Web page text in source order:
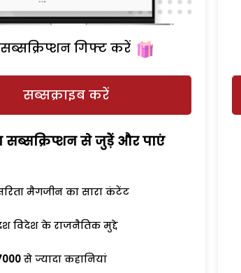
सब्सक्रिप्शन गिफ्ट करें
सब्सक्राइब करें
सब्सक्रिप्शन से जुड़ेें और पाएं
मैगजीन का सारा कंटेंट
विदेश के राजनैतिक मुद्दे
से ज्यादा कहानियां